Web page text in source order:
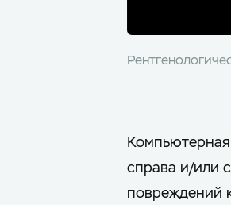
справа и/или
повреждений